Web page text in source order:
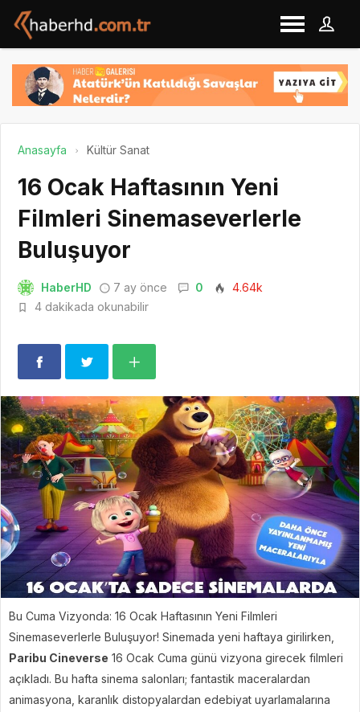
Anasayfa Kültür Sanat
16 Ocak Haftasının Yeni
Filmleri Sinemaseverlerle
Buluşuyor
HaberHD 7 ay önce 0
4.64k
4 dakikada okunabilir
Bu Cuma Vizyonda: 16 Ocak Haftasının Yeni Filmleri
Sinemaseverlerle Buluşuyor! Sinemada yeni haftaya girilirken,
Paribu Cineverse 16 Ocak Cuma günü vizyona girecek filmleri
açıkladı. Bu hafta sinema salonları; fantastik maceralardan
animasyona, karanlık distopyalardan edebiyat uyarlamalarına